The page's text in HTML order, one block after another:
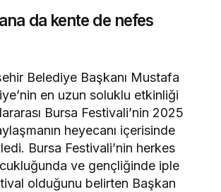
da kente de nefes
Belediye Başkanı Mustafa
en uzun soluklu etkinliği
Bursa Festivali’nin 2025
heyecanı içerisinde
Bursa Festivali’nin herkes
ve gençliğinde iple
olduğunu belirten Başkan